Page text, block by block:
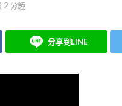
2 分鐘
分享到LINE